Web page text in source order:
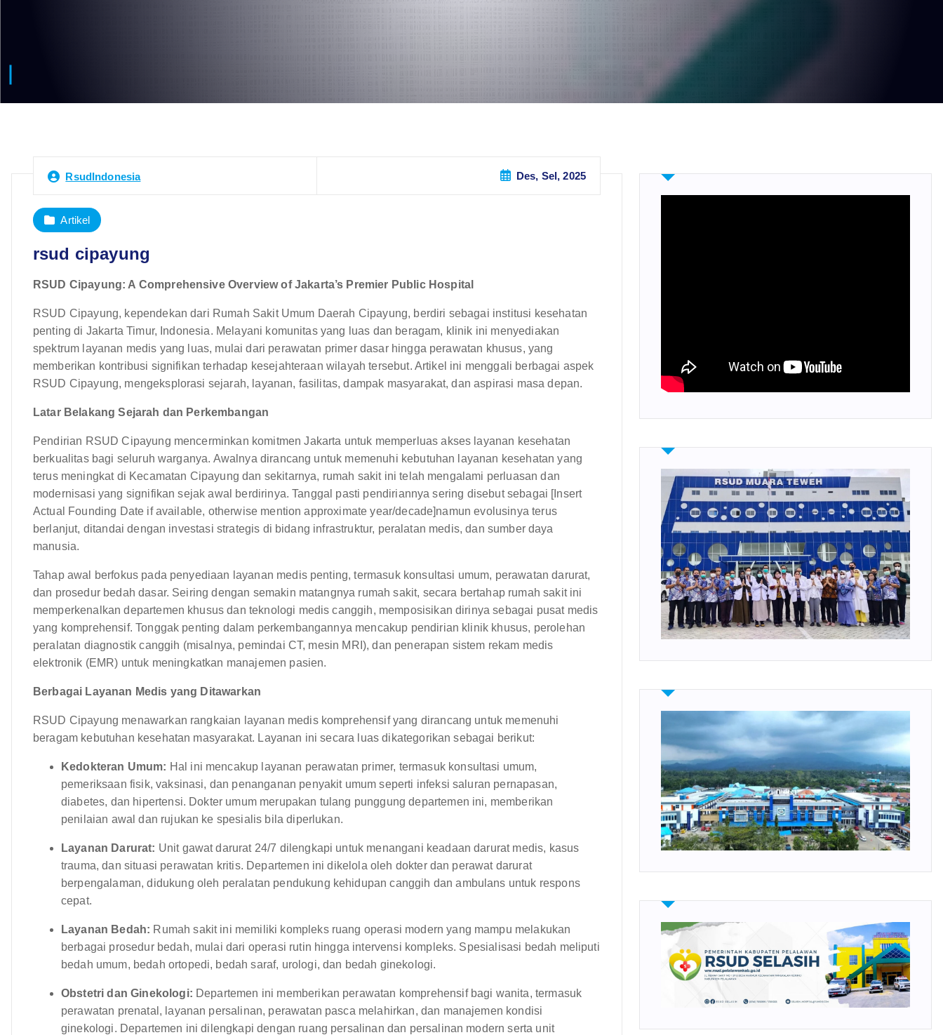
RsudIndonesia Des, Sel, 2025
Artikel
rsud cipayung
RSUD Cipayung: A Comprehensive Overview of Jakarta’s Premier Public Hospital
RSUD Cipayung, kependekan dari Rumah Sakit Umum Daerah Cipayung, berdiri sebagai institusi kesehatan
penting di Jakarta Timur, Indonesia. Melayani komunitas yang luas dan beragam, klinik ini menyediakan
spektrum layanan medis yang luas, mulai dari perawatan primer dasar hingga perawatan khusus, yang
memberikan kontribusi signifikan terhadap kesejahteraan wilayah tersebut. Artikel ini menggali berbagai aspek
RSUD Cipayung, mengeksplorasi sejarah, layanan, fasilitas, dampak masyarakat, dan aspirasi masa depan.
Latar Belakang Sejarah dan Perkembangan
Pendirian RSUD Cipayung mencerminkan komitmen Jakarta untuk memperluas akses layanan kesehatan
berkualitas bagi seluruh warganya. Awalnya dirancang untuk memenuhi kebutuhan layanan kesehatan yang
terus meningkat di Kecamatan Cipayung dan sekitarnya, rumah sakit ini telah mengalami perluasan dan
modernisasi yang signifikan sejak awal berdirinya. Tanggal pasti pendiriannya sering disebut sebagai [Insert
Actual Founding Date if available, otherwise mention approximate year/decade]namun evolusinya terus
berlanjut, ditandai dengan investasi strategis di bidang infrastruktur, peralatan medis, dan sumber daya
manusia.
Tahap awal berfokus pada penyediaan layanan medis penting, termasuk konsultasi umum, perawatan darurat,
dan prosedur bedah dasar. Seiring dengan semakin matangnya rumah sakit, secara bertahap rumah sakit ini
memperkenalkan departemen khusus dan teknologi medis canggih, memposisikan dirinya sebagai pusat medis
yang komprehensif. Tonggak penting dalam perkembangannya mencakup pendirian klinik khusus, perolehan
peralatan diagnostik canggih (misalnya, pemindai CT, mesin MRI), dan penerapan sistem rekam medis
elektronik (EMR) untuk meningkatkan manajemen pasien.
Berbagai Layanan Medis yang Ditawarkan
RSUD Cipayung menawarkan rangkaian layanan medis komprehensif yang dirancang untuk memenuhi
beragam kebutuhan kesehatan masyarakat. Layanan ini secara luas dikategorikan sebagai berikut:
Kedokteran Umum: Hal ini mencakup layanan perawatan primer, termasuk konsultasi umum,
pemeriksaan fisik, vaksinasi, dan penanganan penyakit umum seperti infeksi saluran pernapasan,
diabetes, dan hipertensi. Dokter umum merupakan tulang punggung departemen ini, memberikan
penilaian awal dan rujukan ke spesialis bila diperlukan.
Layanan Darurat: Unit gawat darurat 24/7 dilengkapi untuk menangani keadaan darurat medis, kasus
trauma, dan situasi perawatan kritis. Departemen ini dikelola oleh dokter dan perawat darurat
berpengalaman, didukung oleh peralatan pendukung kehidupan canggih dan ambulans untuk respons
cepat.
Layanan Bedah: Rumah sakit ini memiliki kompleks ruang operasi modern yang mampu melakukan
berbagai prosedur bedah, mulai dari operasi rutin hingga intervensi kompleks. Spesialisasi bedah meliputi
bedah umum, bedah ortopedi, bedah saraf, urologi, dan bedah ginekologi.
Obstetri dan Ginekologi: Departemen ini memberikan perawatan komprehensif bagi wanita, termasuk
perawatan prenatal, layanan persalinan, perawatan pasca melahirkan, dan manajemen kondisi
ginekologi. Departemen ini dilengkapi dengan ruang persalinan dan persalinan modern serta unit